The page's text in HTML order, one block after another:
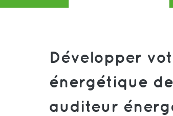
Développer
énergétique
auditeur